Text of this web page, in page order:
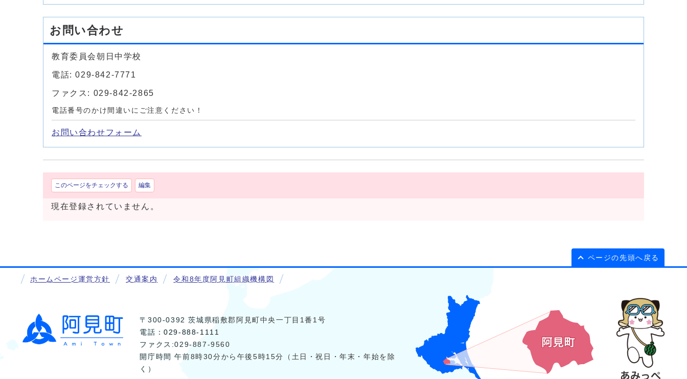
お問い合わせ
教育委員会朝日中学校
電話: 029-842-7771
ファクス: 029-842-2865
電話番号のかけ間違いにご注意ください！
お問い合わせフォーム
このページをチェックする 編集
現在登録されていません。
ページの先頭へ戻る
ホームページ運営方針 交通案内 令和8年度阿見町組織機構図
〒300-0392 茨城県稲敷郡阿見町中央一丁目1番1号
電話：029-888-1111
ファクス:029-887-9560
開庁時間 午前8時30分から午後5時15分（土日・祝日・年末・年始を除
く）